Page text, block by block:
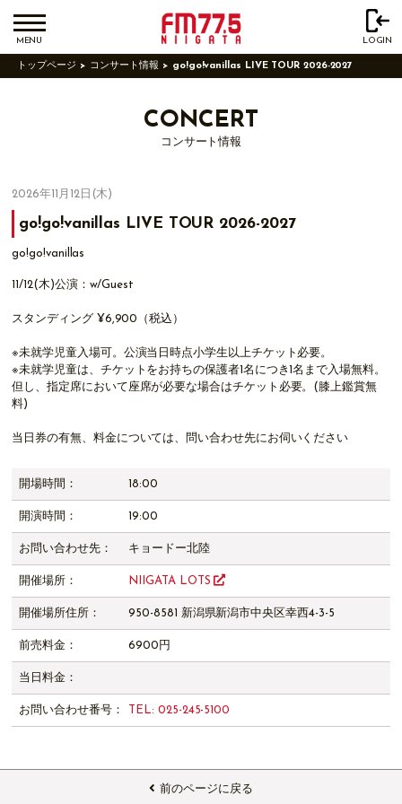
MENU LOGIN
トップページ コンサート情報 go!go!vanillas LIVE TOUR 2026-2027
CONCERT
コンサート情報
2026年11月12日(木)
go!go!vanillas LIVE TOUR 2026-2027
go!go!vanillas
11/12(木)公演：w/Guest
スタンディング ¥6,900（税込）
※未就学児童入場可。公演当日時点小学生以上チケット必要。
※未就学児童は、チケットをお持ちの保護者1名につき1名まで入場無料。
但し、指定席において座席が必要な場合はチケット必要。(膝上鑑賞無
料)
当日券の有無、料金については、問い合わせ先にお伺いください
開場時間： 18:00
開演時間： 19:00
お問い合わせ先： キョードー北陸
開催場所： NIIGATA LOTS
開催場所住所： 950-8581 新潟県新潟市中央区幸西4-3-5
前売料金： 6900円
当日料金：
お問い合わせ番号： TEL: 025-245-5100
前のページに戻る